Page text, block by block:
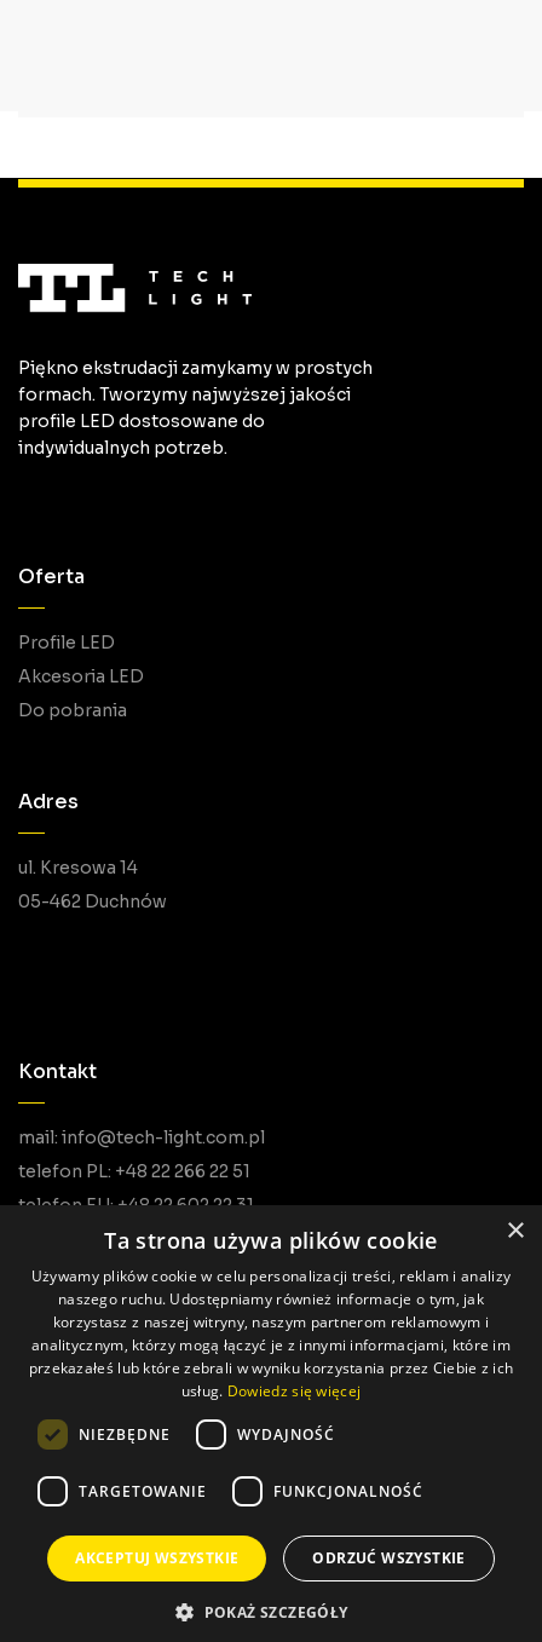
Piękno ekstrudacji zamykamy w prostych
formach. Tworzymy najwyższej jakości
profile LED dostosowane do
indywidualnych potrzeb.
Oferta
Profile LED
Akcesoria LED
Do pobrania
Adres
ul. Kresowa 14
05-462 Duchnów
Kontakt
mail: info@tech-light.com.pl
telefon PL: +48 22 266 22 51
telefon EU: +48 22 602 22 31
Wszystkie prawa zastrzeżone © Tech Light
Realizacja: Pageart
Polityka prywatności
×
Ta strona używa plików cookie
Używamy plików cookie w celu personalizacji treści, reklam i analizy
naszego ruchu. Udostępniamy również informacje o tym, jak
korzystasz z naszej witryny, naszym partnerom reklamowym i
analitycznym, którzy mogą łączyć je z innymi informacjami, które im
przekazałeś lub które zebrali w wyniku korzystania przez Ciebie z ich
usług. Dowiedz się więcej
NIEZBĘDNE WYDAJNOŚĆ
TARGETOWANIE FUNKCJONALNOŚĆ
AKCEPTUJ WSZYSTKIE ODRZUĆ WSZYSTKIE
POKAŻ SZCZEGÓŁY